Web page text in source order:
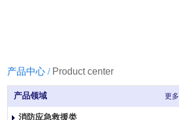
产品中心 / Product center
产品领域 更多
消防应急救援类